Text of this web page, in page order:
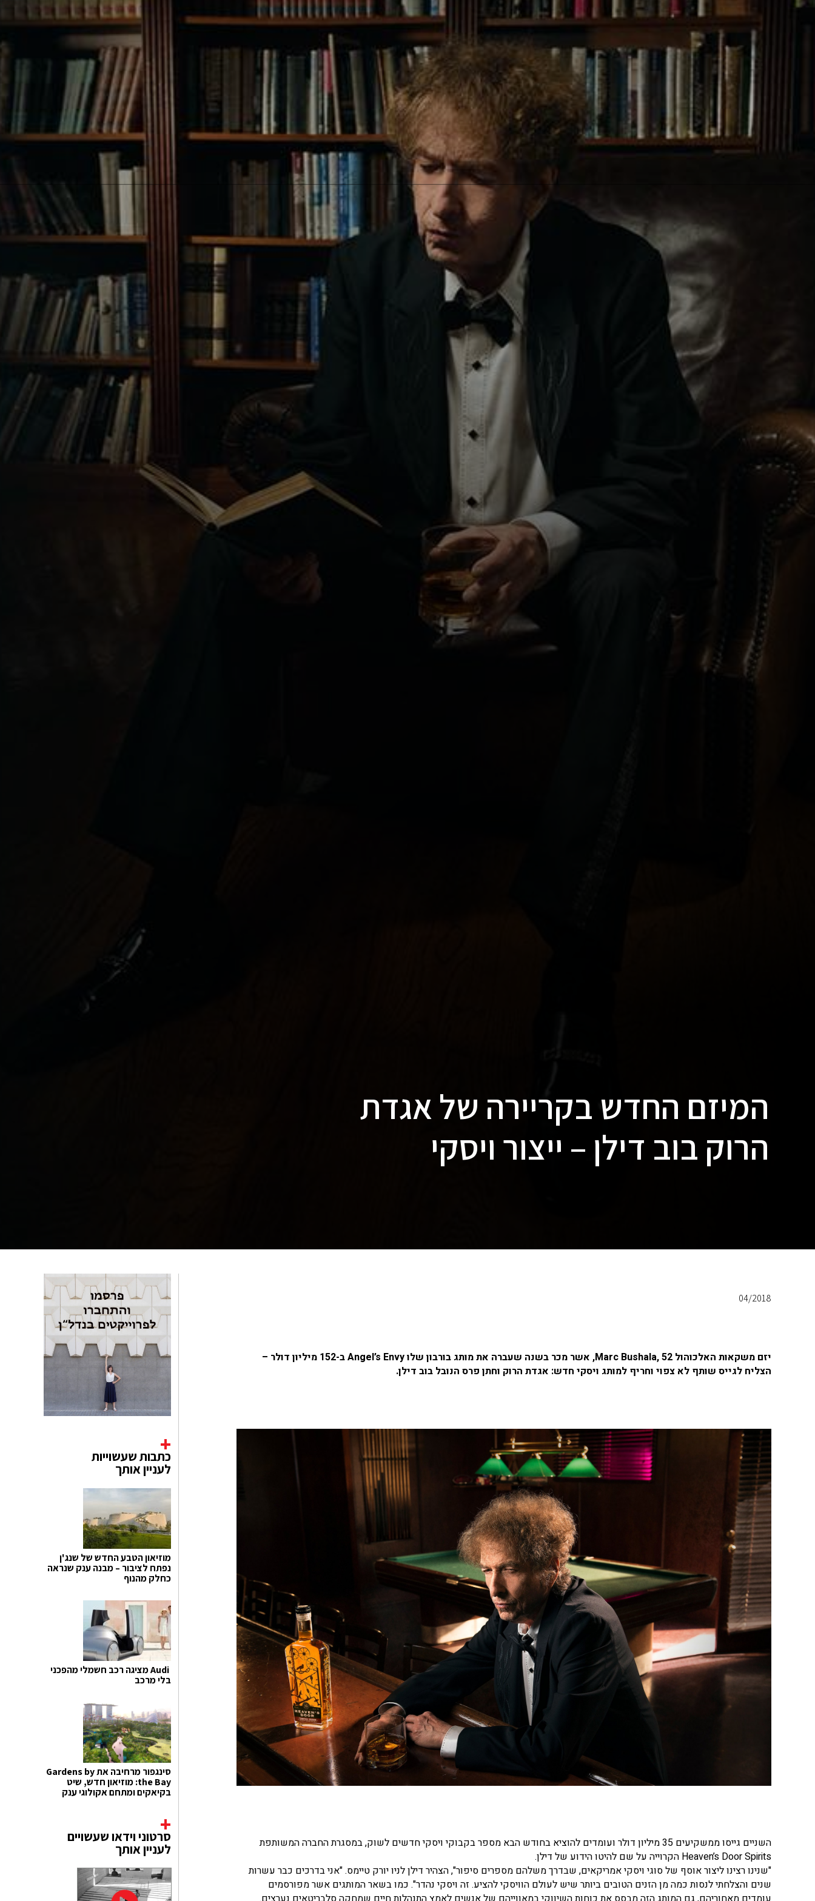
המיזם החדש בקריירה של אגדת
הרוק בוב דילן – ייצור ויסקי
04/2018
יזם משקאות האלכוהול Marc Bushala, 52, אשר מכר בשנה שעברה את מותג בורבון שלו Angel’s Envy ב-152 מיליון דולר –
הצליח לגייס שותף לא צפוי וחריף למותג ויסקי חדש: אגדת הרוק וחתן פרס הנובל בוב דילן.
השניים גייסו ממשקיעים 35 מיליון דולר ועומדים להוציא בחודש הבא מספר בקבוקי ויסקי חדשים לשוק, במסגרת החברה המשותפת
Heaven’s Door Spirits הקרוייה על שם להיטו הידוע של דילן.
"שנינו רצינו ליצור אוסף של סוגי ויסקי אמריקאים, שבדרך משלהם מספרים סיפור", הצהיר דילן לניו יורק טיימס. "אני בדרכים כבר עשרות
שנים והצלחתי לנסות כמה מן הזנים הטובים ביותר שיש לעולם הוויסקי להציע. זה ויסקי נהדר". כמו בשאר המותגים אשר מפורסמים
כתבות שעשוייות
לעניין אותך
מוזיאון הטבע החדש של שנג'ן
נפתח לציבור – מבנה ענק שנראה
כחלק מהנוף
Audi מציגה רכב חשמלי מהפכני
בלי מרכב
סינגפור מרחיבה את Gardens by
the Bay: מוזיאון חדש, שיט
בקיאקים ומתחם אקולוגי ענק
סרטוני וידאו שעשויים
לעניין אותך